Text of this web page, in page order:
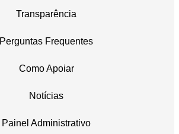
Transparência
Perguntas Frequentes
Como Apoiar
Notícias
Painel Administrativo